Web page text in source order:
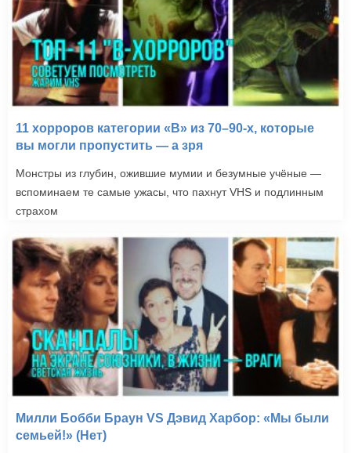
11 хорроров категории «B» из 70–90-х, которые
вы могли пропустить — а зря
Монстры из глубин, ожившие мумии и безумные учёные —
вспоминаем те самые ужасы, что пахнут VHS и подлинным
страхом
Милли Бобби Браун VS Дэвид Харбор: «Мы были
семьей!» (Нет)